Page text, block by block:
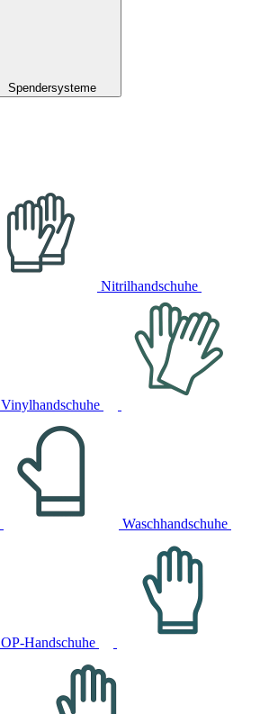
Spendersysteme
Nitrilhandschuhe
Vinylhandschuhe
Waschhandschuhe
OP-Handschuhe